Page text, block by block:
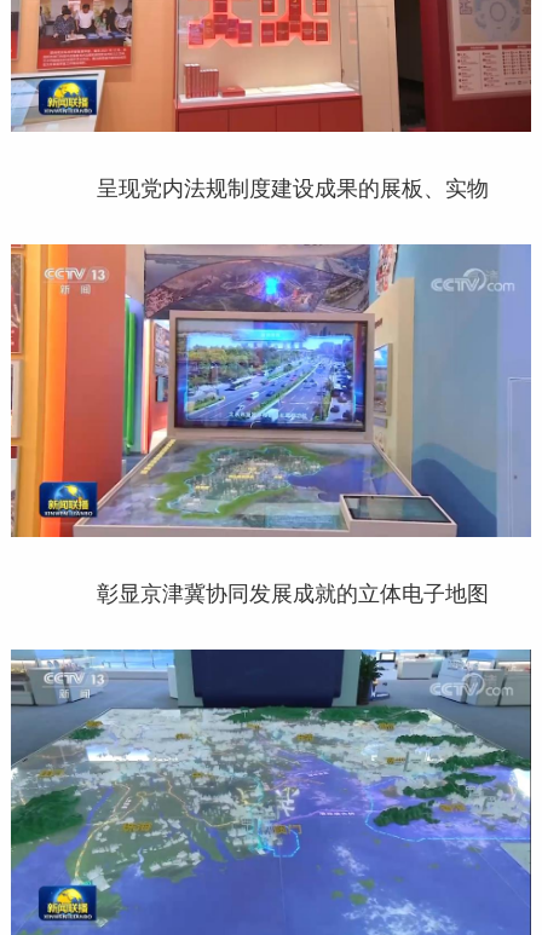
呈现党内法规制度建设成果的展板、实物
彰显京津冀协同发展成就的立体电子地图